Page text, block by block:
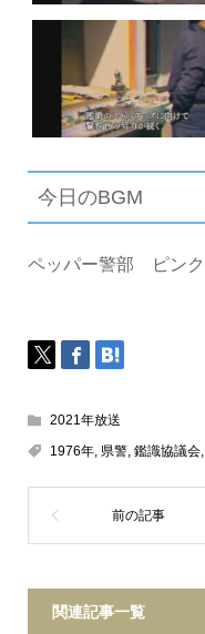
今日のBGM
ペッパー警部 ピン
2021年放送
1976年, 県警, 鑑識協議会,
関連記事一覧